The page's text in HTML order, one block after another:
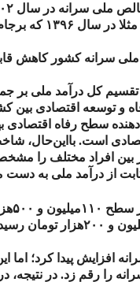
ملی سرانه در سال
در سال ۱۳۹۶ که
ملی سرانه کشور کاهش
کل درآمد ملی بر
و توسعه اقتصادی
سطح رفاه اقتصادی
است. با‌این‌حال،
بین افراد مختلف را
از درآمد ملی به دست
سطح ۱۱۰میلیون و ۵۰۰
و ۲۰۰هزار تومان
پیدا کرد؛ اما
را رقم زد. در نتیجه،